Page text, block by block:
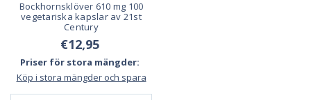
Bockhornsklöver 610 mg 100
vegetariska kapslar av 21st
Century
€12,95
Priser för stora mängder:
Köp i stora mängder och spara